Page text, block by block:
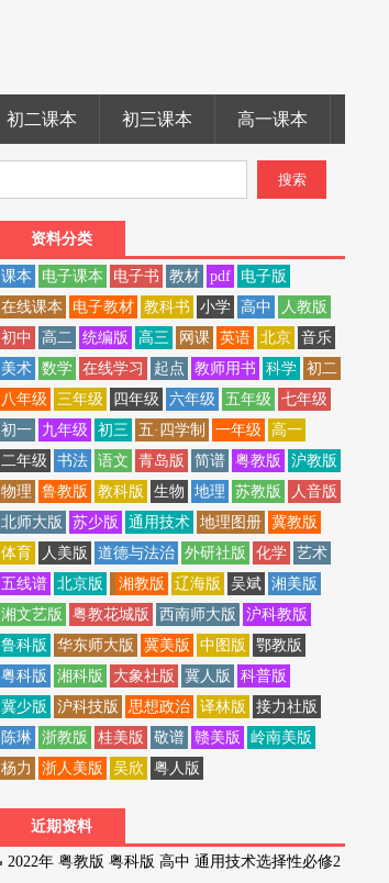
初二课本 初三课本 高一课本
资料分类
课本 电子课本 电子书 教材 pdf
电子版
在线课本
电子教材 教科书 小学 高中
人教版
初中
高二 统编版 高三 网课 英语 北京
音乐
美术
数学 在线学习 起点 教师用书 科学
初二
八年级
三年级 四年级 六年级 五年级
七年级
初一
九年级 初三 五·四学制 一年级
高一
二年级
书法 语文 青岛版 简谱 粤教版
沪教版
物理
鲁教版 教科版 生物 地理 苏教版
人音版
北师大版
苏少版 通用技术 地理图册
冀教版
体育
人美版 道德与法治 外研社版 化学
艺术
五线谱
北京版 湘教版 辽海版 吴斌
湘美版
湘文艺版
粤教花城版 西南师大版
沪科教版
鲁科版
华东师大版 冀美版 中图版
鄂教版
粤科版
湘科版 大象社版 冀人版
科普版
冀少版
沪科技版 思想政治 译林版
接力社版
陈琳
浙教版 桂美版 敬谱 赣美版
岭南美版
杨力
浙人美版 吴欣 粤人版
近期资料
2022年 粤教版 粤科版 高中 通用技术选择性必修2